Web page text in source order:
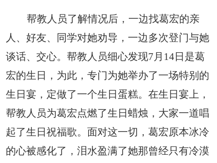
帮教人员了解情况后，一边找葛宏的亲
人、好友、同学对她劝导，一边多次登门与她
谈话、交心。帮教人员细心发现7 月 14日是葛
宏的生日，为此，专门为她举办了一场特别的
生日宴，定做了一个生日蛋糕。在生日宴上，
帮教人员为葛宏点燃了生日蜡烛，大家一道唱
起了生日祝福歌。面对这一切，葛宏原本冰冷
的心被感化了，泪水盈满了她那曾经只有冷漠